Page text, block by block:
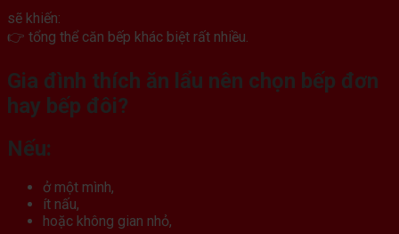
sẽ khiến:
👉 tổng thể căn bếp khác biệt rất nhiều.
Gia đình thích ăn lẩu nên chọn bếp đơn
hay bếp đôi?
Nếu:
ở một mình,
ít nấu,
hoặc không gian nhỏ,